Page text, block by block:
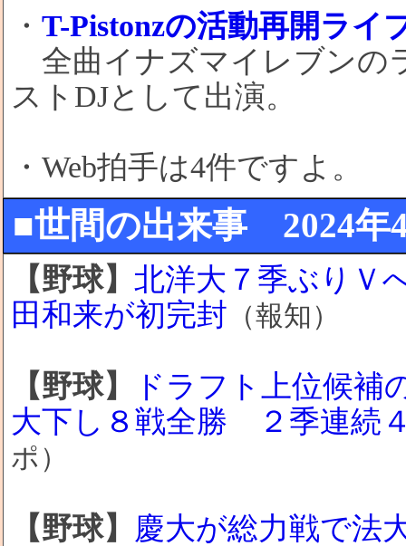
・ T-Pistonzの活動再開ライ
全曲イナズマイレブンの
ストDJとして出演。
・Web拍手は4件ですよ。
■世間の出来事 2024年
【野球】 北洋大７季ぶりＶ
田和来が初完封 （報知）
【野球】
ドラフト上位候
大下し８戦全勝 ２季連続
ポ）
【野球】
慶大が総力戦で法